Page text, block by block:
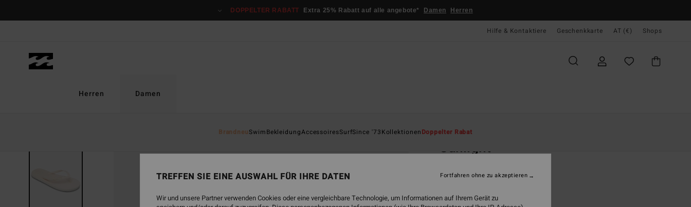
DOPPELTER RABATT Extra 25% Rabatt auf alle angebote* Damen Herren
Hilfe & Kontaktiere Geschenkkarte AT (€) Shops
Herren Damen
BrandneuSwimBekleidungAccessoiresSurfSince '73KollektionenDoppelter Rabat
Sunlight
(4 Bewertungen)
€ 17,95
47%
TREFFEN SIE EINE AUSWAHL FÜR IHRE DATEN
Wir und unsere Partner verwenden Cookies oder eine vergleichbare Technologie, um Informationen auf Ihrem Gerät zu
Fortfahren ohne zu akzeptieren